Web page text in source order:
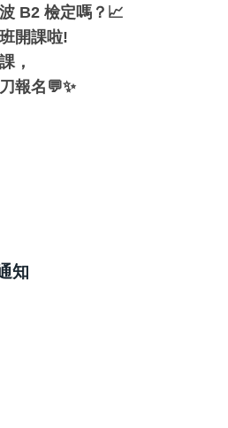
B2 檢定嗎？📈
開課啦!
，
報名💬✨
知